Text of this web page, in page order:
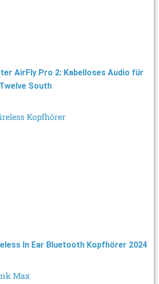
AirFly Pro 2: Kabelloses Audio für
South
In Ear Bluetooth Kopfhörer 2024